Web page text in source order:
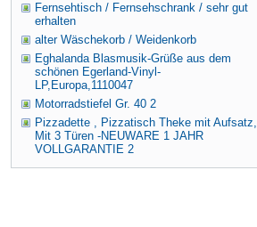
Fernsehtisch / Fernsehschrank / sehr gut
erhalten
alter Wäschekorb / Weidenkorb
Eghalanda Blasmusik-Grüße aus dem
schönen Egerland-Vinyl-
LP,Europa,1110047
Motorradstiefel Gr. 40 2
Pizzadette , Pizzatisch Theke mit Aufsatz,
Mit 3 Türen -NEUWARE 1 JAHR
VOLLGARANTIE 2